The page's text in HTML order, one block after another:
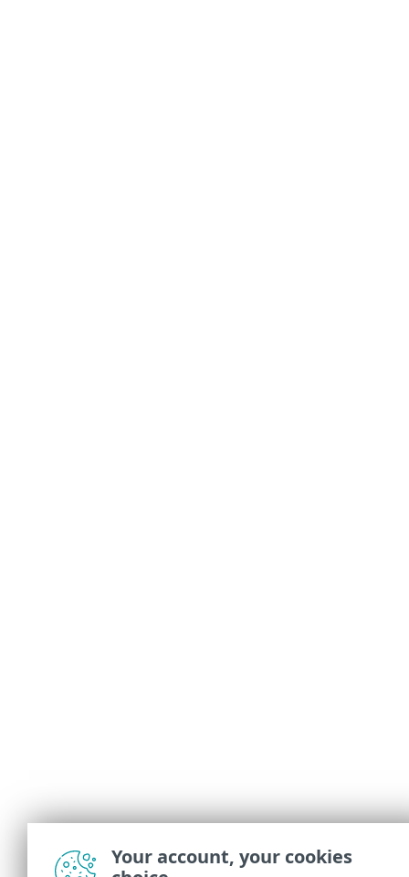
Your account, your cookies